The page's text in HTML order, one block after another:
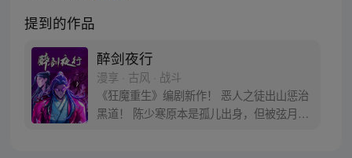
提到的作品
醉剑夜行
漫享 · 古风 · 战斗
《狂魔重生》编剧新作！ 恶人之徒出山惩治
黑道！ 陈少寒原本是孤儿出身，但被弦月剑